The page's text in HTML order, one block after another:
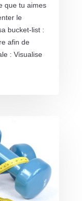
que tu aimes
le
bucket-list :
afin de
: Visualise